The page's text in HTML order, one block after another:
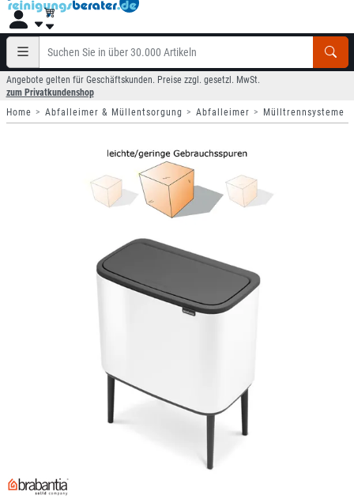
Angebote gelten für Geschäftskunden. Preise zzgl. gesetzl. MwSt.
zum Privatkundenshop
Home
Abfalleimer & Müllentsorgung Abfalleimer Mülltrennsysteme